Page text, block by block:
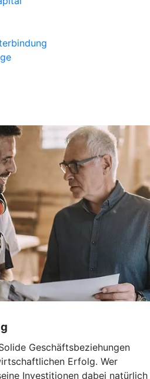
Geschäftsbeziehungen
Erfolg. Wer
Investitionen dabei natürlich